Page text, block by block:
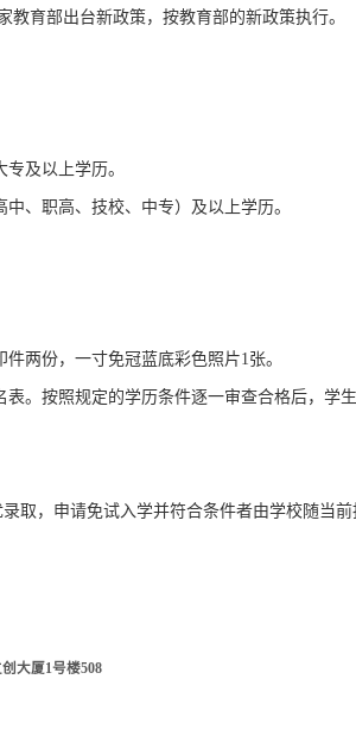
育部出台新政策，按教育部的新政策执行。
及以上学历。
、职高、技校、中专）及以上学历。
两份，一寸免冠蓝底彩色照片1张。
表。按照规定的学历条件逐一审查合格后，学
取，申请免试入学并符合条件者由学校随当
大厦1号楼508